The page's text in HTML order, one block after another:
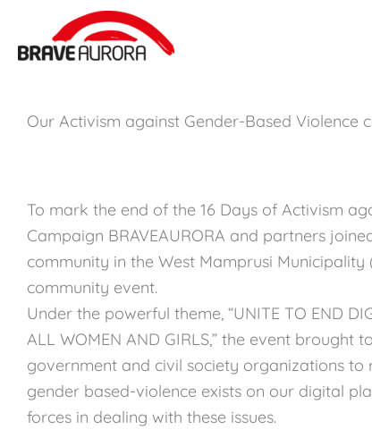
springen
Our Activism against Gender-Based Violence
To mark the end of the 16 Days of Activism
Campaign BRAVEAURORA and partners
community in the West Mamprusi
community event.
Under the powerful theme, “UNITE TO END
ALL WOMEN AND GIRLS,” the event brought
government and civil society organizations to
gender based-violence exists on our digital
forces in dealing with these issues.